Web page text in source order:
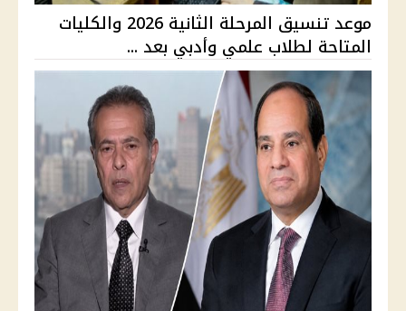
موعد تنسيق المرحلة الثانية 2026 والكليات
المتاحة لطلاب علمي وأدبي بعد ...